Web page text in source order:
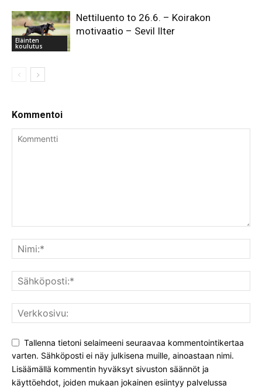
Eläinten
koulutus
Nettiluento to 26.6. – Koirakon
motivaatio – Sevil Ilter
Kommentoi
Tallenna tietoni selaimeeni seuraavaa kommentointikertaa
varten. Sähköposti ei näy julkisena muille, ainoastaan nimi.
Lisäämällä kommentin hyväksyt sivuston säännöt ja
käyttöehdot, joiden mukaan jokainen esiintyy palvelussa